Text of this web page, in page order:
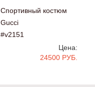
Спортивный костюм
Gucci
#v2151
Цена:
24500 РУБ.